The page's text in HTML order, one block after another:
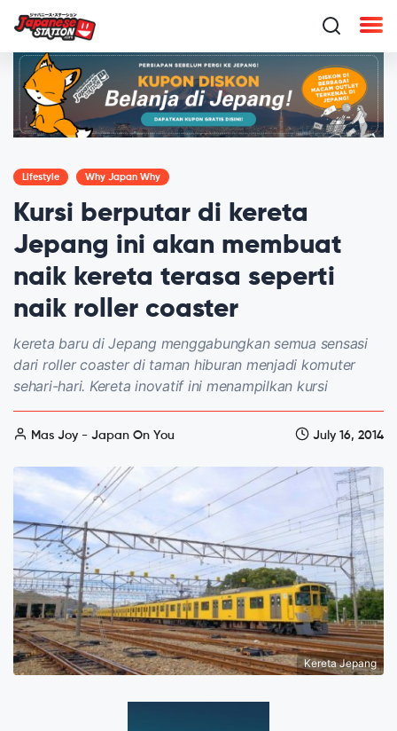
Lifestyle Why Japan Why
Kursi berputar di kereta
Jepang ini akan membuat
naik kereta terasa seperti
naik roller coaster
kereta baru di Jepang menggabungkan semua sensasi
dari roller coaster di taman hiburan menjadi komuter
sehari-hari. Kereta inovatif ini menampilkan kursi
Mas Joy - Japan On You July 16, 2014
Kereta Jepang